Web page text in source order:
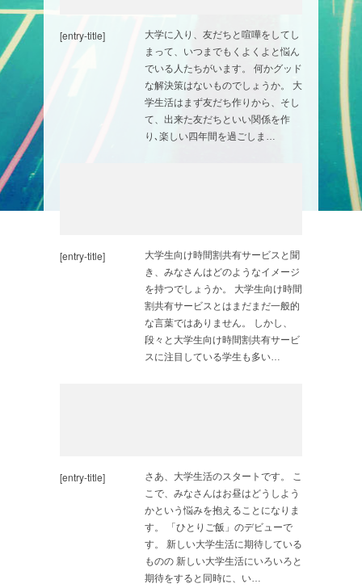
[entry-title]
大学に入り、友だちと喧嘩をしてし
まって、いつまでもくよくよと悩ん
でいる人たちがいます。 何かグッド
な解決策はないものでしょうか。 大
学生活はまず友だち作りから、そし
て、出来た友だちといい関係を作
り､楽しい四年間を過ごしま…
[entry-title]
大学生向け時間割共有サービスと聞
き、みなさんはどのようなイメージ
を持つでしょうか。 大学生向け時間
割共有サービスとはまだまだ一般的
な言葉ではありません。 しかし、
段々と大学生向け時間割共有サービ
スに注目している学生も多い…
[entry-title]
さあ、大学生活のスタートです。 こ
こで、みなさんはお昼はどうしよう
かという悩みを抱えることになりま
す。 「ひとりご飯」のデビューで
す。 新しい大学生活に期待している
ものの 新しい大学生活にいろいろと
期待をすると同時に、い…